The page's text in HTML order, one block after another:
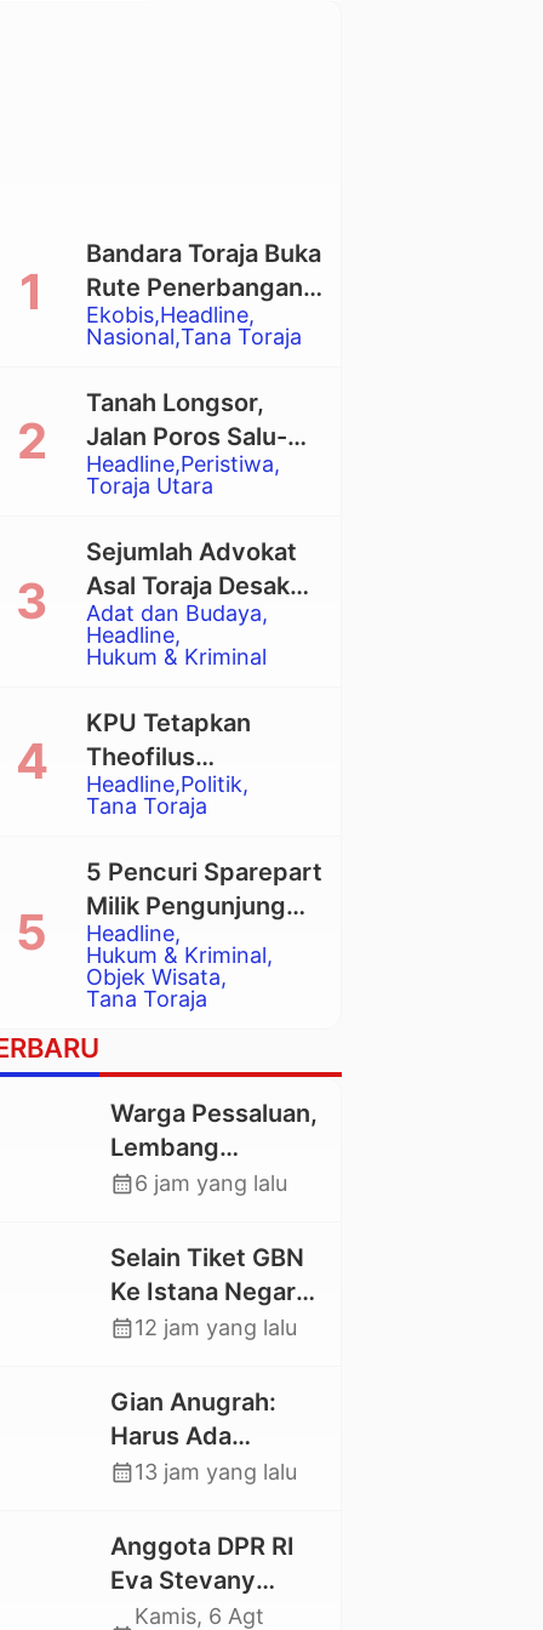
Ekobis Headline
Nasional Tana Toraja
Bandara Toraja Buka
Rute Penerbangan
Langsung Toraja-
Balikpapan
Headline Peristiwa
Toraja Utara
Tanah Longsor,
Jalan Poros Salu-
Dende’ Tertutup
Total
Adat dan Budaya
Headline
Hukum & Kriminal
Sejumlah Advokat
Asal Toraja Desak
Mahkamah Agung
Larang Penggunaan
Eksekusi Rumah
Adat Tongkonan
Headline Politik
Tana Toraja
KPU Tetapkan
Theofilus
Allorerung dan
Zadrak Tombe
sebagai Bupati dan
Wakil Bupati Tana
Toraja Terpilih
Headline
Hukum & Kriminal
Objek Wisata
Tana Toraja
5 Pencuri Sparepart
Milik Pengunjung
Objek Wisata
Pango-Pango
Ditangkap Polisi
Warga Pessaluan,
Lembang
Gandangbatu
Jalan Kabupaten
calendar_month6 jam yang lalu
Selain Tiket GBN
Ke Istana Negara,
Mahasiswa UKI
juga Lolos ke
Pekan Seni
Mahasiswa
calendar_month12 jam yang lalu
Gian Anugrah:
Harus Ada
Kepastian Hukum
Agar Keluarga
tidak Larut dalam
Trauma dan
calendar_month13 jam yang lalu
Anggota DPR RI
Eva Stevany
Rataba Salurkan
Kamis, 6 Agt